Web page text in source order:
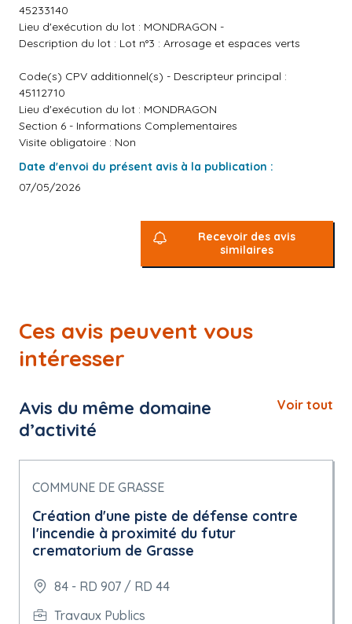
45233140
Lieu d'exécution du lot : MONDRAGON -
Description du lot : Lot n°3 : Arrosage et espaces verts
Code(s) CPV additionnel(s) - Descripteur principal :
45112710
Lieu d'exécution du lot : MONDRAGON
Section 6 - Informations Complementaires
Visite obligatoire : Non
Date d'envoi du présent avis à la publication :
07/05/2026
Recevoir des avis
similaires
Ces avis peuvent vous
intéresser
Avis du même domaine
d’activité
Voir tout
COMMUNE DE GRASSE
Création d'une piste de défense contre
l'incendie à proximité du futur
crematorium de Grasse
84 - RD 907 / RD 44
Travaux Publics